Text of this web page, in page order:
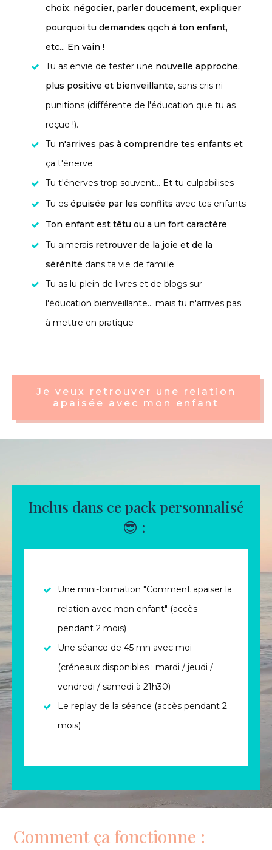
choix, négocier, parler doucement, expliquer
pourquoi tu demandes qqch à ton enfant,
etc... En vain !
Tu as envie de tester une nouvelle approche,
plus positive et bienveillante, sans cris ni
punitions (différente de l'éducation que tu as
reçue !).
Tu n'arrives pas à comprendre tes enfants et
ça t'énerve
Tu t'énerves trop souvent... Et tu culpabilises
Tu es épuisée par les conflits avec tes enfants
Ton enfant est têtu ou a un fort caractère
Tu aimerais retrouver de la joie et de la
sérénité dans ta vie de famille
Tu as lu plein de livres et de blogs sur
l'éducation bienveillante... mais tu n'arrives pas
à mettre en pratique
Je veux retrouver une relation
apaisée avec mon enfant
Inclus dans ce pack personnalisé
😎 :
Une mini-formation "Comment apaiser la
relation avec mon enfant" (accès
pendant 2 mois)
Une séance de 45 mn avec moi
(créneaux disponibles : mardi / jeudi /
vendredi / samedi à 21h30)
Le replay de la séance (accès pendant 2
mois)
Comment ça fonctionne :